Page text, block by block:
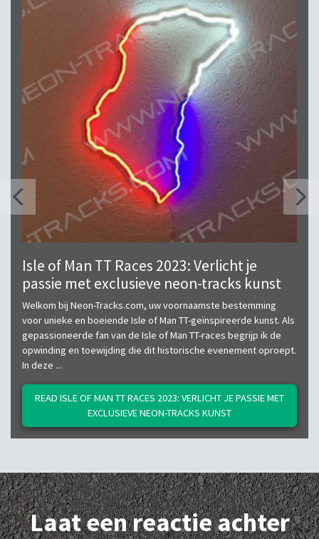
Isle of Man TT Races 2023: Verlicht je
passie met exclusieve neon-tracks kunst
Welkom bij Neon-Tracks.com, uw voornaamste bestemming
voor unieke en boeiende Isle of Man TT-geïnspireerde kunst. Als
gepassioneerde fan van de Isle of Man TT-races begrijp ik de
opwinding en toewijding die dit historische evenement oproept.
In deze ...
READ ISLE OF MAN TT RACES 2023: VERLICHT JE PASSIE MET
EXCLUSIEVE NEON-TRACKS KUNST
Laat een reactie achter